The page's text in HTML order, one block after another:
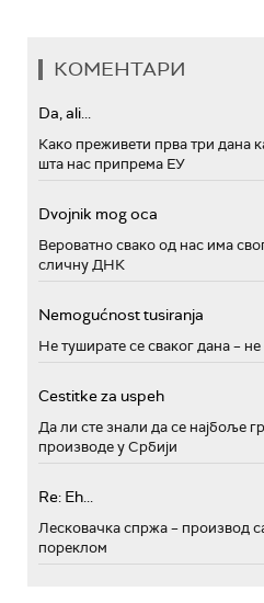
КОМЕНТАРИ
Da, ali...
Како преживети прва три дана
шта нас припрема ЕУ
Dvojnik mog oca
Вероватно свако од нас има
сличну ДНК
Nemogućnost tusiranja
Не туширате се сваког дана – не
Cestitke za uspeh
Да ли сте знали да се најбоље
производе у Србији
Re: Eh...
Лесковачка спржа – производ
пореклом